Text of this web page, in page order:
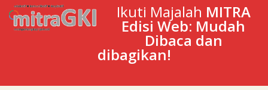
Ikuti Majalah MITRA
Edisi Web: Mudah
Dibaca dan
dibagikan!